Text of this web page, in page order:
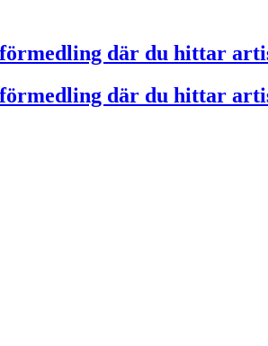
där du hittar
där du hittar